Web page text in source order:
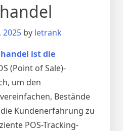
2025 by letrank
ist die
(Point of Sale)-
um den
Bestände
Kundenerfahrung zu
POS-Tracking-